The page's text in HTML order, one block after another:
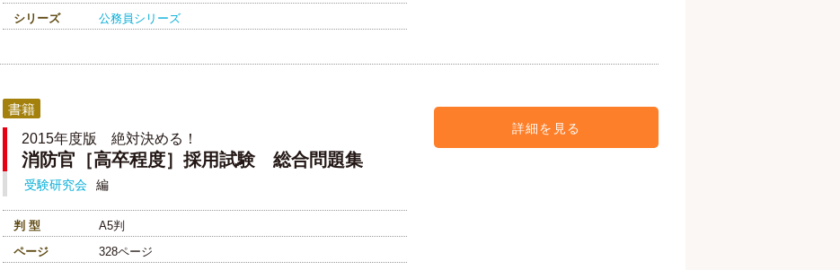
シリーズ
公務員シリーズ
書籍
2015年度版 絶対決める！
消防官［高卒程度］採用試験 総合問題集
受験研究会 編
判 型
A5判
ページ
328ページ
詳細を見る